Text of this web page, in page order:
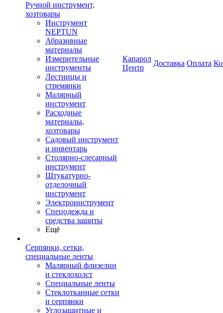
Ручной инструмент,
хозтовары
Инструмент
NEPTUN
Абразивные
материалы
Измерительные
инструменты
Лестницы и
стремянки
Малярный
инструмент
Расходные
материалы,
хозтовары
Садовый инструмент
и инвентарь
Столярно-слесарный
инструмент
Штукатурно-
отделочный
инструмент
Электроинструмент
Спецодежда и
средства защиты
Ещё
Серпянки, сетки,
специальные ленты
Малярный флизелин
и стеклохолст
Специальные ленты
Стеклотканные сетки
и серпянки
Углозащитные и
Капарол
Центр
Доставка Оплата